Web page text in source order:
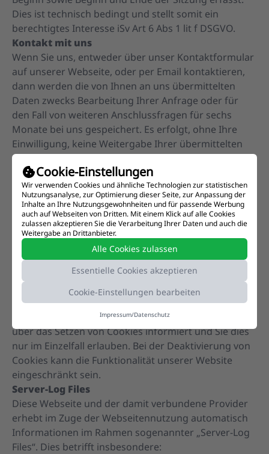
Dies ist technisch bedingt und stellt somit ein
berechtigtes Interesse iSv Art 6 Abs 1 lit f DSGVO.
Kontakt mit uns
Wenn Sie uns, entweder über unser Kontaktformular
auf unserer Webseite, oder per Email kontaktieren,
dann werden die von Ihnen an uns übermittelten
Daten zwecks Bearbeitung Ihrer Anfrage oder für
den Fall von weiteren Anschlussfragen für sechs
Monate bei uns gespeichert. Es erfolgt, ohne Ihre
Einwilligung, keine Weitergabe Ihrer übermittelten
Daten.
Cookies
Unsere Website verwendet so genannte Cookies.
Dabei handelt es sich um kleine Textdateien, die mit
Hilfe des Browsers auf Ihrem Endgerät abgelegt
werden. Sie richten keinen Schaden an. Wir nutzen
Cookies dazu, unser Angebot nutzerfreundlich zu
gestalten. Einige Cookies bleiben auf Ihrem Endgerät
gespeichert, bis Sie diese löschen. Sie ermöglichen es
uns, Ihren Browser beim nächsten Besuch
wiederzuerkennen. Wenn Sie dies nicht wünschen, so
können Sie Ihren Browser so einrichten, dass er Sie
über das Setzen von Cookies informiert und Sie dies
nur im Einzelfall erlauben. Bei der Deaktivierung von
Cookies kann die Funktionalität unserer Website
eingeschränkt sein.
Server-Log Files
Diese Webseite und der damit verbundene Provider
erhebt im Zuge der Webseitennutzung automatisch
Informationen im Rahmen sogenannter „Server-Log
Files“. Dies betrifft insbesondere:
Cookie-Einstellungen
Wir verwenden Cookies und ähnliche Technologien zur statistischen
Nutzungsanalyse, zur Optimierung dieser Seite, zur Anpassung der
Inhalte an Ihre Nutzungsgewohnheiten und für passende Werbung
auch auf Webseiten von Dritten. Mit einem Klick auf alle Cookies
zulassen akzeptieren Sie die Verarbeitung Ihrer Daten und auch die
Weitergabe an Drittanbieter.
Alle Cookies zulassen
Essentielle Cookies akzeptieren
Cookie-Einstellungen bearbeiten
Impressum/Datenschutz